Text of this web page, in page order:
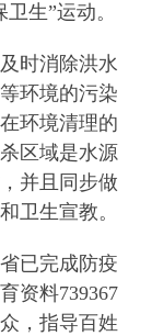
生”运动。
时消除洪水
环境的污染
环境清理的
区域是水源
并且同步做
卫生宣教。
已完成防疫
资料739367
，指导百姓